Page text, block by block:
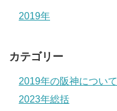
2019年
カテゴリー
2019年の阪神について
2023年総括